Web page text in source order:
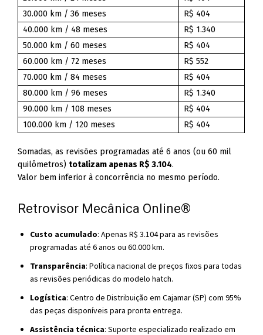
30.000 km / 36 meses
R$ 404
40.000 km / 48 meses
R$ 1.340
50.000 km / 60 meses
R$ 404
60.000 km / 72 meses
R$ 552
70.000 km / 84 meses
R$ 404
80.000 km / 96 meses
R$ 1.340
90.000 km / 108 meses
R$ 404
100.000 km / 120 meses
R$ 404
Somadas, as revisões programadas até 6 anos (ou 60 mil
quilômetros) totalizam apenas R$ 3.104.
Valor bem inferior à concorrência no mesmo período.
Retrovisor Mecânica Online®
Custo acumulado: Apenas R$ 3.104 para as revisões
programadas até 6 anos ou 60.000 km.
Transparência: Política nacional de preços fixos para todas
as revisões periódicas do modelo hatch.
Logística: Centro de Distribuição em Cajamar (SP) com 95%
das peças disponíveis para pronta entrega.
Assistência técnica: Suporte especializado realizado em